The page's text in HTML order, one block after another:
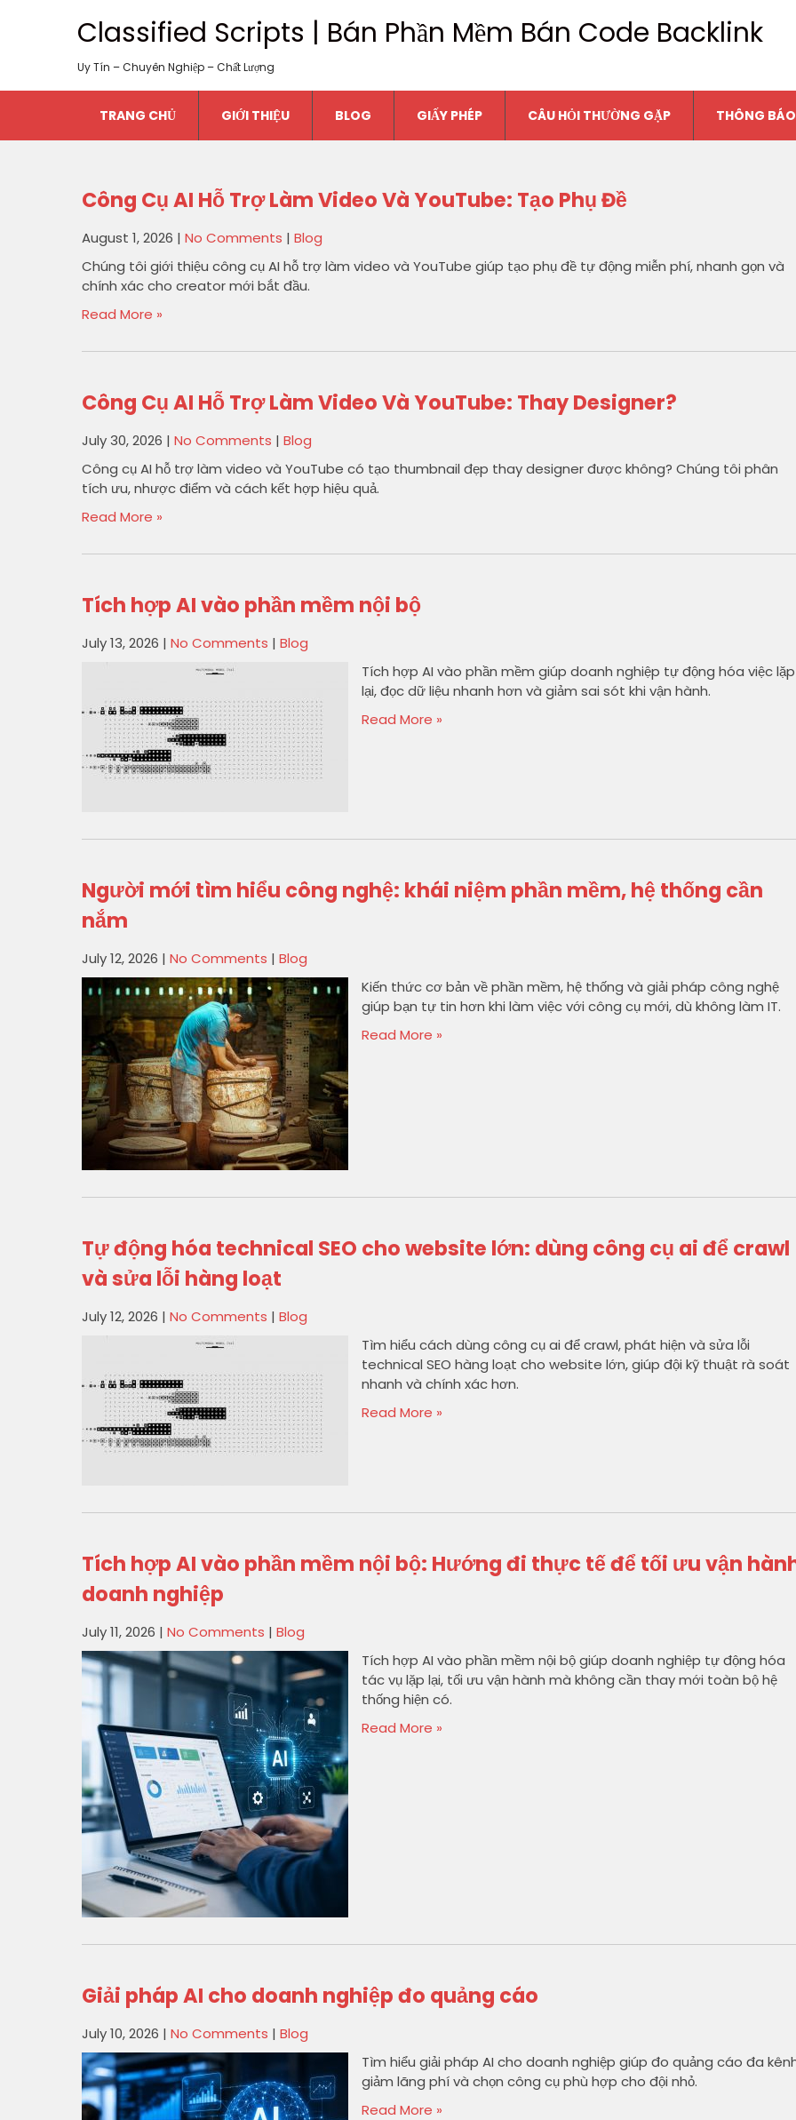
Classified Scripts | Bán Phần Mềm Bán Code Backlink
Uy Tín – Chuyên Nghiệp – Chất Lượng
TRANG CHỦ GIỚI THIỆU BLOG GIẤY PHÉP CÂU HỎI THƯỜNG GẶP THÔNG
Công Cụ AI Hỗ Trợ Làm Video Và YouTube: Tạo Phụ Đề
August 1, 2026 | No Comments | Blog
Chúng tôi giới thiệu công cụ AI hỗ trợ làm video và YouTube giúp tạo phụ đề tự động miễn phí, nhanh gọn và
chính xác cho creator mới bắt đầu.
Read More »
Công Cụ AI Hỗ Trợ Làm Video Và YouTube: Thay Designer?
July 30, 2026 | No Comments | Blog
Công cụ AI hỗ trợ làm video và YouTube có tạo thumbnail đẹp thay designer được không? Chúng tôi phân
tích ưu, nhược điểm và cách kết hợp hiệu quả.
Read More »
Tích hợp AI vào phần mềm nội bộ
July 13, 2026 | No Comments | Blog
Tích hợp AI vào phần mềm giúp doanh nghiệp tự động hóa việc lặp
lại, đọc dữ liệu nhanh hơn và giảm sai sót khi vận hành.
Read More »
Người mới tìm hiểu công nghệ: khái niệm phần mềm, hệ thống cần
nắm
July 12, 2026 | No Comments | Blog
Kiến thức cơ bản về phần mềm, hệ thống và giải pháp công nghệ
giúp bạn tự tin hơn khi làm việc với công cụ mới, dù không làm IT.
Read More »
Tự động hóa technical SEO cho website lớn: dùng công cụ ai để crawl
và sửa lỗi hàng loạt
July 12, 2026 | No Comments | Blog
Tìm hiểu cách dùng công cụ ai để crawl, phát hiện và sửa lỗi
technical SEO hàng loạt cho website lớn, giúp đội kỹ thuật rà soát
nhanh và chính xác hơn.
Read More »
Tích hợp AI vào phần mềm nội bộ: Hướng đi thực tế để tối ưu vận
doanh nghiệp
July 11, 2026 | No Comments | Blog
Tích hợp AI vào phần mềm nội bộ giúp doanh nghiệp tự động hóa
tác vụ lặp lại, tối ưu vận hành mà không cần thay mới toàn bộ hệ
thống hiện có.
Read More »
Giải pháp AI cho doanh nghiệp đo quảng cáo
July 10, 2026 | No Comments | Blog
Tìm hiểu giải pháp AI cho doanh nghiệp giúp đo quảng cáo đa
giảm lãng phí và chọn công cụ phù hợp cho đội nhỏ.
Read More »